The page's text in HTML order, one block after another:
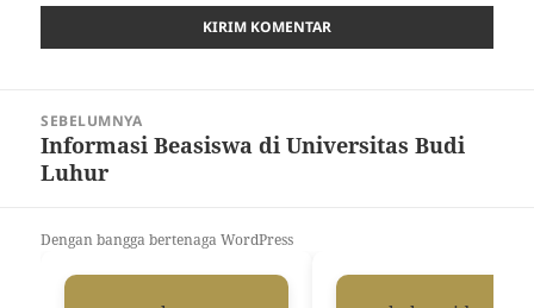
SEBELUMNYA
Pos
sebelumnya:
Informasi Beasiswa di Universitas Budi
Luhur
Dengan bangga bertenaga WordPress